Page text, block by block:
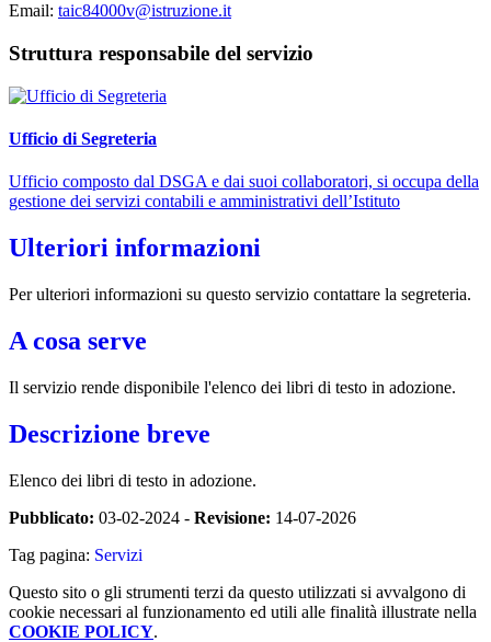
Email: taic84000v@istruzione.it
Struttura responsabile del servizio
Ufficio di Segreteria
Ufficio composto dal DSGA e dai suoi collaboratori, si occupa della
gestione dei servizi contabili e amministrativi dell’Istituto
Ulteriori informazioni
Per ulteriori informazioni su questo servizio contattare la segreteria.
A cosa serve
Il servizio rende disponibile l'elenco dei libri di testo in adozione.
Descrizione breve
Elenco dei libri di testo in adozione.
Pubblicato: 03-02-2024 - Revisione: 14-07-2026
Tag pagina: Servizi
Questo sito o gli strumenti terzi da questo utilizzati si avvalgono di
cookie necessari al funzionamento ed utili alle finalità illustrate nella
COOKIE POLICY.